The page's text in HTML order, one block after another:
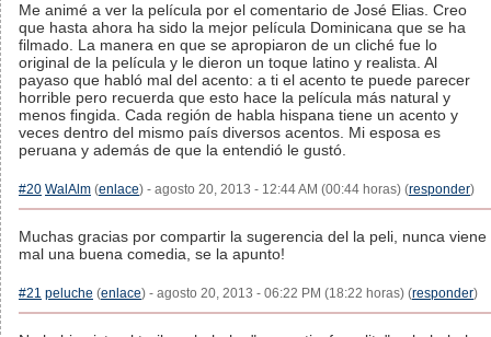
Me animé a ver la película por el comentario de José Elias. Creo
que hasta ahora ha sido la mejor película Dominicana que se ha
filmado. La manera en que se apropiaron de un cliché fue lo
original de la película y le dieron un toque latino y realista. Al
payaso que habló mal del acento: a ti el acento te puede parecer
horrible pero recuerda que esto hace la película más natural y
menos fingida. Cada región de habla hispana tiene un acento y
veces dentro del mismo país diversos acentos. Mi esposa es
peruana y además de que la entendió le gustó.
#20 WalAlm (enlace) - agosto 20, 2013 - 12:44 AM (00:44 horas) (responder)
Muchas gracias por compartir la sugerencia del la peli, nunca viene
mal una buena comedia, se la apunto!
#21 peluche (enlace) - agosto 20, 2013 - 06:22 PM (18:22 horas) (responder)